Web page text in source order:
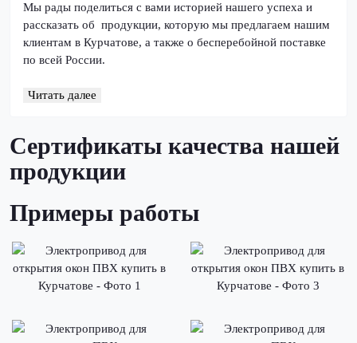
Мы рады поделиться с вами историей нашего успеха и
рассказать об продукции, которую мы предлагаем нашим
клиентам в Курчатове, а также о бесперебойной поставке
по всей России.
Читать далее
Сертификаты качества нашей
продукции
Примеры работы